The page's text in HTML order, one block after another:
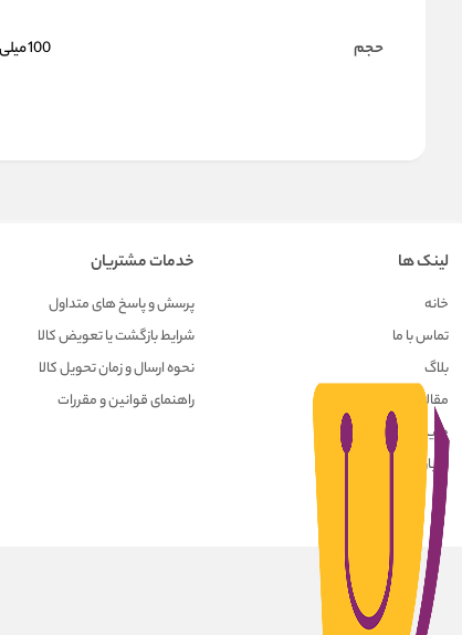
حجم 100 میلی‌لیتر
لینک ها
خانه
تماس با ما
بلاگ
مقالات
حریم خصوصی کاربران
درباره ما
خدمات مشتریان
پرسش و پاسخ های متداول
شرایط بازگشت یا تعویض کالا
نحوه ارسال و زمان تحویل کالا
راهنمای قوانین و مقررات